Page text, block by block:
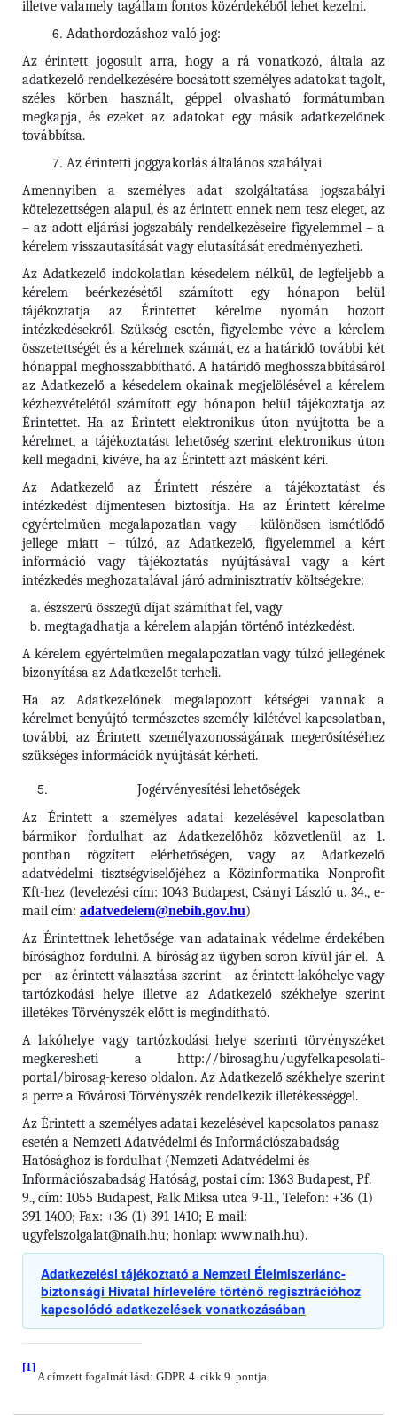
illetve valamely tagállam fontos közérdekéből lehet kezelni.
Adathordozáshoz való jog:
Az érintett jogosult arra, hogy a rá vonatkozó, általa az
adatkezelő rendelkezésére bocsátott személyes adatokat tagolt,
széles körben használt, géppel olvasható formátumban
megkapja, és ezeket az adatokat egy másik adatkezelőnek
továbbítsa.
Az érintetti joggyakorlás általános szabályai
Amennyiben a személyes adat szolgáltatása jogszabályi
kötelezettségen alapul, és az érintett ennek nem tesz eleget, az
– az adott eljárási jogszabály rendelkezéseire figyelemmel – a
kérelem visszautasítását vagy elutasítását eredményezheti.
Az Adatkezelő indokolatlan késedelem nélkül, de legfeljebb a
kérelem beérkezésétől számított egy hónapon belül
tájékoztatja az Érintettet kérelme nyomán hozott
intézkedésekről. Szükség esetén, figyelembe véve a kérelem
összetettségét és a kérelmek számát, ez a határidő további két
hónappal meghosszabbítható. A határidő meghosszabbításáról
az Adatkezelő a késedelem okainak megjelölésével a kérelem
kézhezvételétől számított egy hónapon belül tájékoztatja az
Érintettet. Ha az Érintett elektronikus úton nyújtotta be a
kérelmet, a tájékoztatást lehetőség szerint elektronikus úton
kell megadni, kivéve, ha az Érintett azt másként kéri.
Az Adatkezelő az Érintett részére a tájékoztatást és
intézkedést díjmentesen biztosítja. Ha az Érintett kérelme
egyértelműen megalapozatlan vagy – különösen ismétlődő
jellege miatt – túlzó, az Adatkezelő, figyelemmel a kért
információ vagy tájékoztatás nyújtásával vagy a kért
intézkedés meghozatalával járó adminisztratív költségekre:
észszerű összegű díjat számíthat fel, vagy
megtagadhatja a kérelem alapján történő intézkedést.
A kérelem egyértelműen megalapozatlan vagy túlzó jellegének
bizonyítása az Adatkezelőt terheli.
Ha az Adatkezelőnek megalapozott kétségei vannak a
kérelmet benyújtó természetes személy kilétével kapcsolatban,
további, az Érintett személyazonosságának megerősítéséhez
szükséges információk nyújtását kérheti.
Jogérvényesítési lehetőségek
Az Érintett a személyes adatai kezelésével kapcsolatban
bármikor fordulhat az Adatkezelőhöz közvetlenül az 1.
pontban rögzített elérhetőségen, vagy az Adatkezelő
adatvédelmi tisztségviselőjéhez a Közinformatika Nonprofit
Kft-hez (levelezési cím: 1043 Budapest, Csányi László u. 34., e-
mail cím: adatvedelem@nebih.gov.hu)
Az Érintettnek lehetősége van adatainak védelme érdekében
bírósághoz fordulni. A bíróság az ügyben soron kívül jár el. A
per – az érintett választása szerint – az érintett lakóhelye vagy
tartózkodási helye illetve az Adatkezelő székhelye szerint
illetékes Törvényszék előtt is megindítható.
A lakóhelye vagy tartózkodási helye szerinti törvényszéket
megkeresheti a http://birosag.hu/ugyfelkapcsolati-
portal/birosag-kereso oldalon. Az Adatkezelő székhelye szerint
a perre a Fővárosi Törvényszék rendelkezik illetékességgel.
Az Érintett a személyes adatai kezelésével kapcsolatos panasz
esetén a Nemzeti Adatvédelmi és Információszabadság
Hatósághoz is fordulhat (Nemzeti Adatvédelmi és
Információszabadság Hatóság, postai cím: 1363 Budapest, Pf.
9., cím: 1055 Budapest, Falk Miksa utca 9-11., Telefon: +36 (1)
391-1400; Fax: +36 (1) 391-1410; E-mail:
ugyfelszolgalat@naih.hu; honlap: www.naih.hu).
Adatkezelési tájékoztató a Nemzeti Élelmiszerlánc-
biztonsági Hivatal hírlevelére történő regisztrációhoz
kapcsolódó adatkezelések vonatkozásában
[1]
A címzett fogalmát lásd: GDPR 4. cikk 9. pontja.